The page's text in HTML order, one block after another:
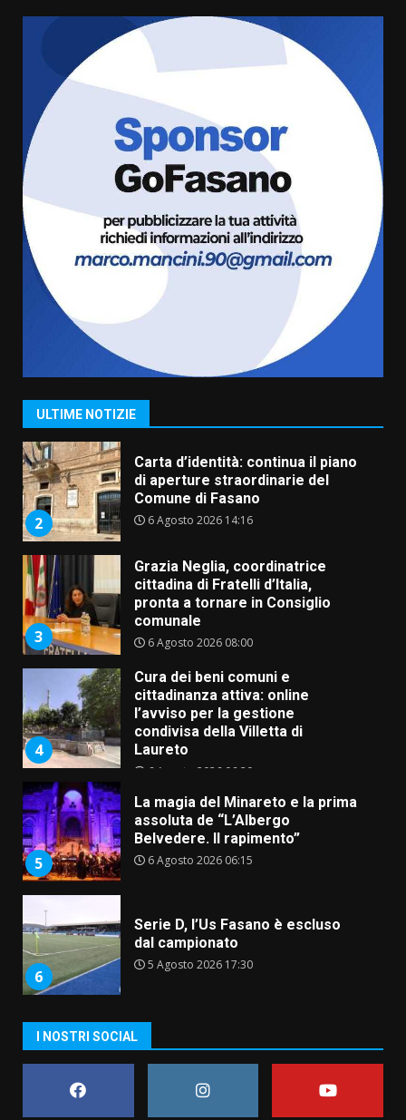
ULTIME NOTIZIE
assoluta de “L’Albergo
Belvedere. Il rapimento”
6 Agosto 2026 06:15
Serie D, l’Us Fasano è escluso
dal campionato
5 Agosto 2026 17:30
Truffatori in azione nelle
frazioni fasanesi
5 Agosto 2026 11:03
1
Fasanese ferito a colpi di arma
da fuoco
6 Agosto 2026 18:13
2
Carta d’identità: continua il piano
di aperture straordinarie del
Comune di Fasano
6 Agosto 2026 14:16
3
Grazia Neglia, coordinatrice
cittadina di Fratelli d’Italia,
pronta a tornare in Consiglio
comunale
6 Agosto 2026 08:00
4
Cura dei beni comuni e
cittadinanza attiva: online
l’avviso per la gestione
condivisa della Villetta di
Laureto
6 Agosto 2026 06:20
5
La magia del Minareto e la prima
assoluta de “L’Albergo
Belvedere. Il rapimento”
6 Agosto 2026 06:15
6
Serie D, l’Us Fasano è escluso
dal campionato
5 Agosto 2026 17:30
Truffatori in azione nelle
frazioni fasanesi
I NOSTRI SOCIAL